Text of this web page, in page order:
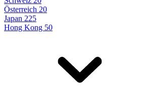
Österreich 20
Japan 225
Hong Kong 50